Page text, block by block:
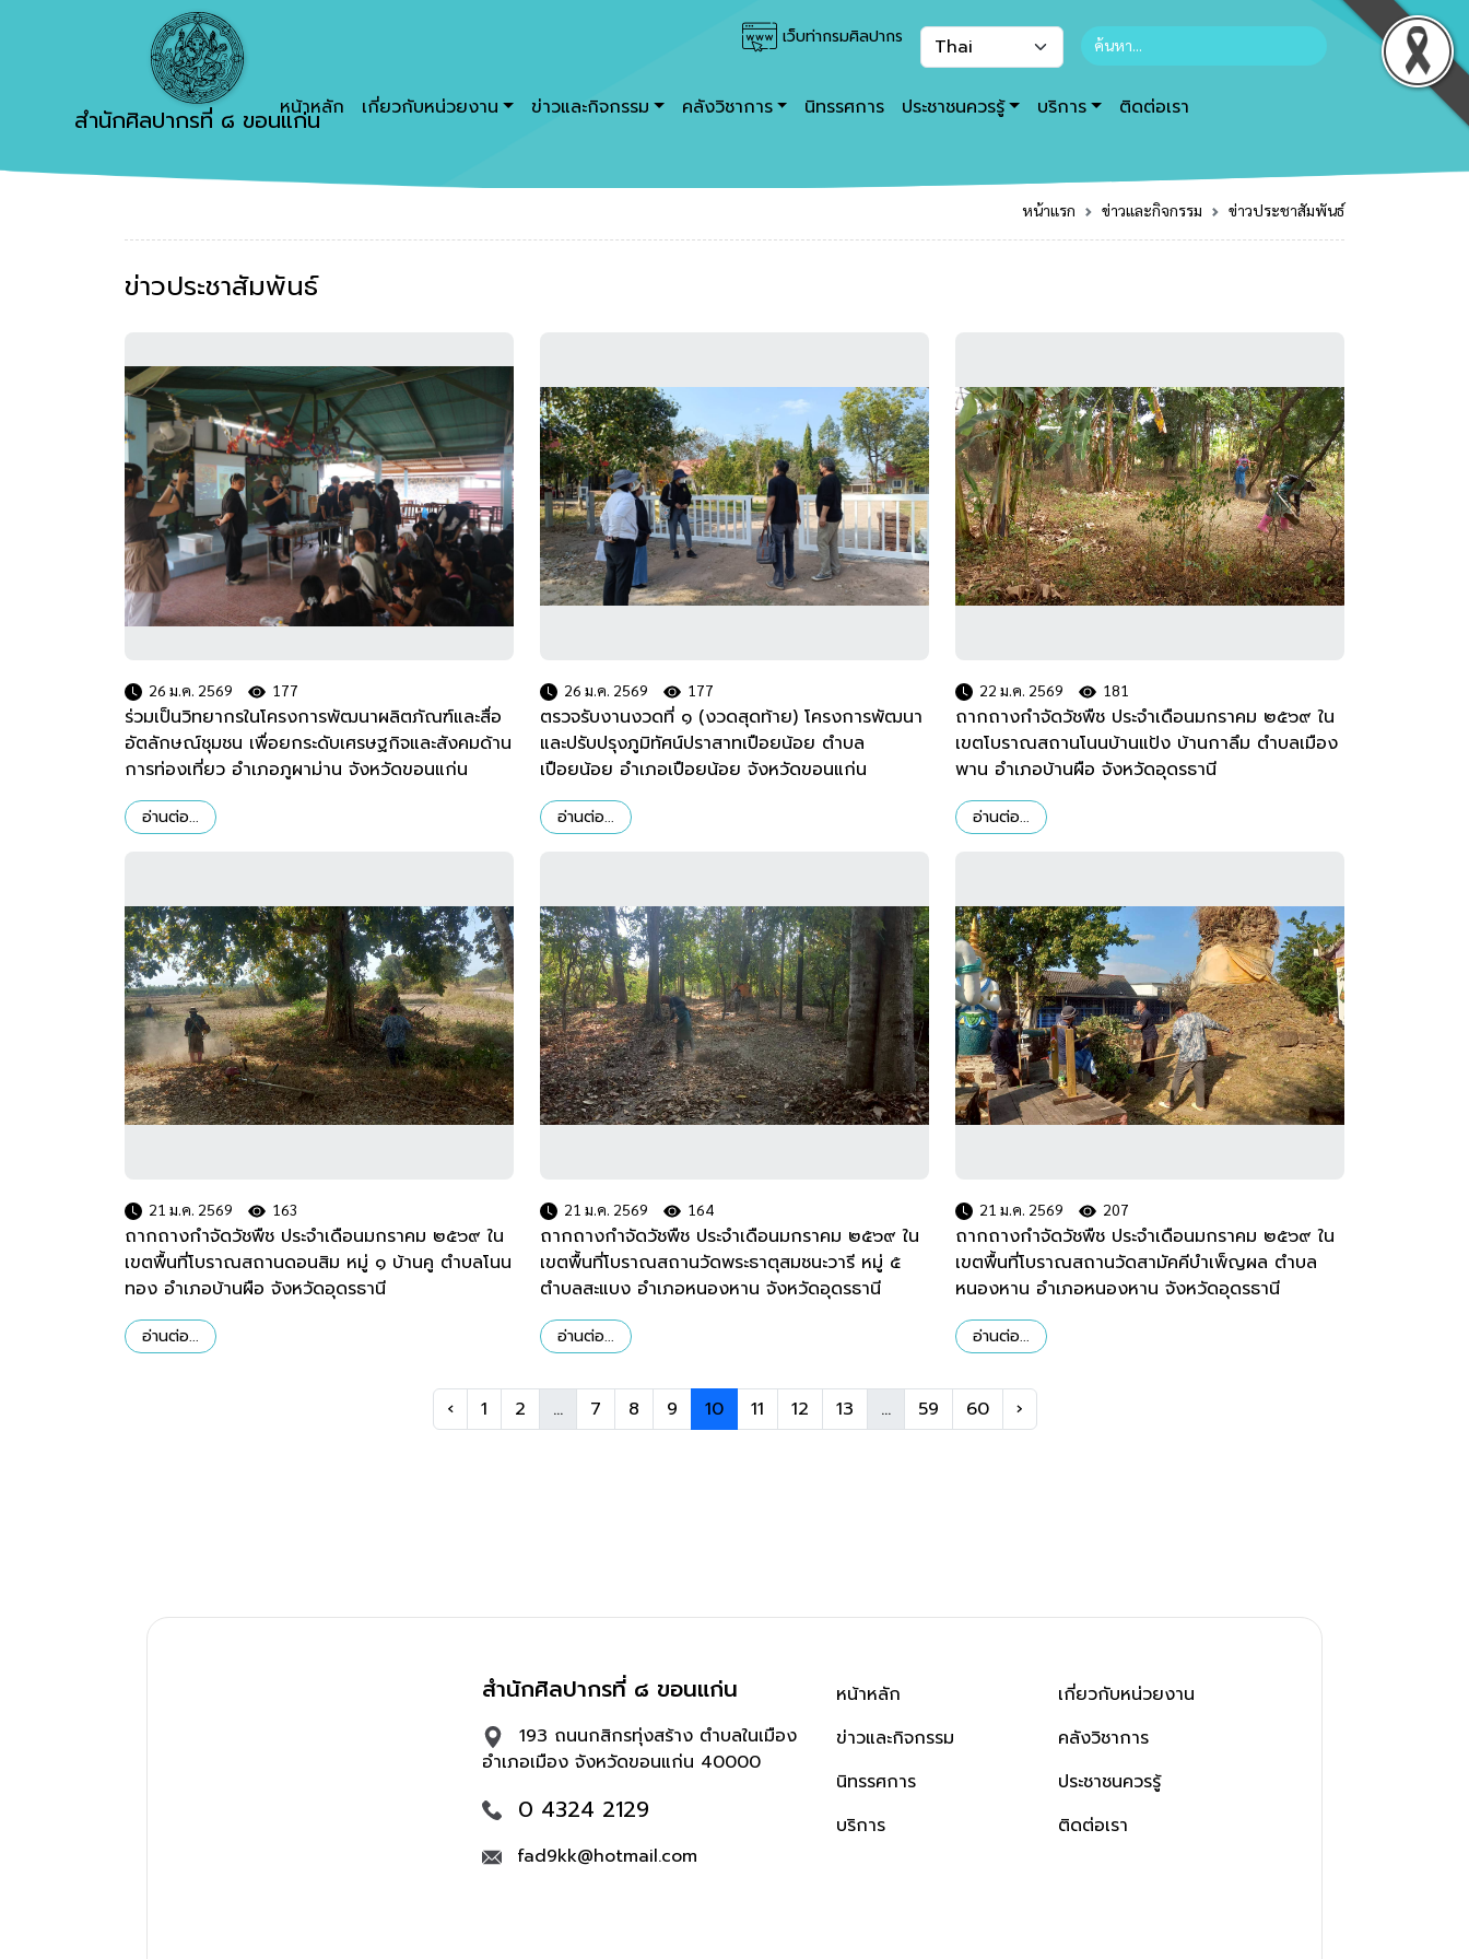
เว็บท่ากรมศิลปากร
สำนักศิลปากรที่ ๘ ขอนแก่น
หน้าหลัก เกี่ยวกับหน่วยงาน ข่าวและกิจกรรม คลังวิชาการ นิทรรศการ ประชาชนควรรู้ บริการ ติดต่อเรา
หน้าแรก ข่าวและกิจกรรม ข่าวประชาสัมพันธ์
ข่าวประชาสัมพันธ์
26 ม.ค. 2569 177
ร่วมเป็นวิทยากรในโครงการพัฒนาผลิตภัณฑ์และสื่อ
อัตลักษณ์ชุมชน เพื่อยกระดับเศรษฐกิจและสังคมด้าน
การท่องเที่ยว อำเภอภูผาม่าน จังหวัดขอนแก่น
อ่านต่อ...
26 ม.ค. 2569 177
ตรวจรับงานงวดที่ ๑ (งวดสุดท้าย) โครงการพัฒนา
และปรับปรุงภูมิทัศน์ปราสาทเปือยน้อย ตำบล
เปือยน้อย อำเภอเปือยน้อย จังหวัดขอนแก่น
อ่านต่อ...
22 ม.ค. 2569 181
ถากถางกำจัดวัชพืช ประจำเดือนมกราคม ๒๕๖๙ ใน
เขตโบราณสถานโนนบ้านแป้ง บ้านกาลึม ตำบลเมือง
พาน อำเภอบ้านผือ จังหวัดอุดรธานี
อ่านต่อ...
21 ม.ค. 2569 163
ถากถางกำจัดวัชพืช ประจำเดือนมกราคม ๒๕๖๙ ใน
เขตพื้นที่โบราณสถานดอนสิม หมู่ ๑ บ้านคู ตำบลโนน
ทอง อำเภอบ้านผือ จังหวัดอุดรธานี
อ่านต่อ...
21 ม.ค. 2569 164
ถากถางกำจัดวัชพืช ประจำเดือนมกราคม ๒๕๖๙ ใน
เขตพื้นที่โบราณสถานวัดพระธาตุสมชนะวารี หมู่ ๕
ตำบลสะแบง อำเภอหนองหาน จังหวัดอุดรธานี
อ่านต่อ...
21 ม.ค. 2569 207
ถากถางกำจัดวัชพืช ประจำเดือนมกราคม ๒๕๖๙ ใน
เขตพื้นที่โบราณสถานวัดสามัคคีบำเพ็ญผล ตำบล
หนองหาน อำเภอหนองหาน จังหวัดอุดรธานี
อ่านต่อ...
‹ 1 2 ... 7 8 9 10 11 12 13 ... 59 60 ›
สำนักศิลปากรที่ ๘ ขอนแก่น
193 ถนนกสิกรทุ่งสร้าง ตำบลในเมือง
อำเภอเมือง จังหวัดขอนแก่น 40000
0 4324 2129
fad9kk@hotmail.com
หน้าหลัก
ข่าวและกิจกรรม
นิทรรศการ
บริการ
เกี่ยวกับหน่วยงาน
คลังวิชาการ
ประชาชนควรรู้
ติดต่อเรา